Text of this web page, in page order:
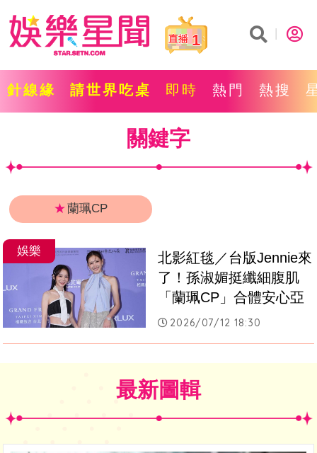
1
針線緣 請世界吃桌 即時 熱門 熱搜
關鍵字
★蘭珮CP
娛樂
北影紅毯／台版Jennie來
了！孫淑媚挺纖細腹肌
「蘭珮CP」合體安心亞
2026/07/12 18:30
最新圖輯